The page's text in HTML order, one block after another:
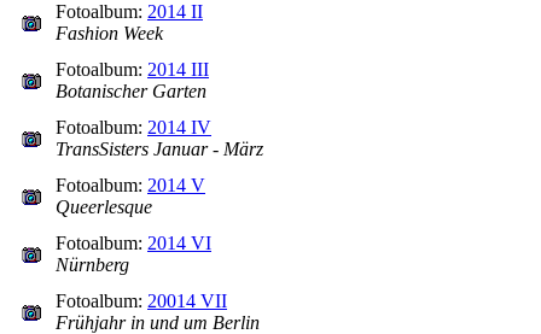
Fotoalbum: 2014 II
Fashion Week
Fotoalbum: 2014 III
Botanischer Garten
Fotoalbum: 2014 IV
TransSisters Januar - März
Fotoalbum: 2014 V
Queerlesque
Fotoalbum: 2014 VI
Nürnberg
Fotoalbum: 20014 VII
Frühjahr in und um Berlin